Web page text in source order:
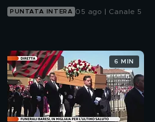
PUNTATA INTERA 05 ago | Canale 5
6 MIN